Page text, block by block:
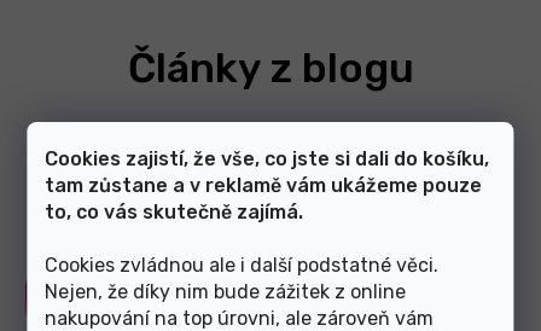
Cookies zajistí, že vše, co jste si dali do košíku,
tam zůstane a v reklamě vám ukážeme pouze
to, co vás skutečně zajímá.
Cookies zvládnou ale i další podstatné věci.
Nejen, že díky nim bude zážitek z online
nakupování na top úrovni, ale zároveň vám
Články z blogu
Zobrazit další články
Sledujte nás naInstagramu